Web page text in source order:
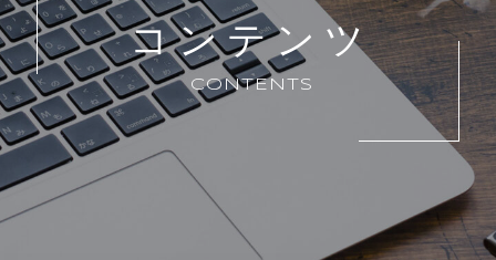
コンテンツ
CONTENTS